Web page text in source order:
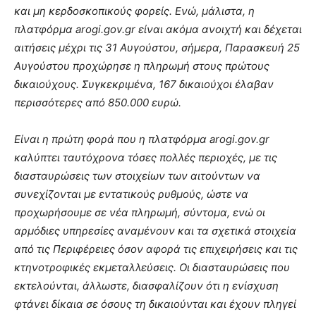
και μη κερδοσκοπικούς φορείς. Ενώ, μάλιστα, η
πλατφόρμα arogi.gov.gr είναι ακόμα ανοιχτή και δέχεται
αιτήσεις μέχρι τις 31 Αυγούστου, σήμερα, Παρασκευή 25
Αυγούστου προχώρησε η πληρωμή στους πρώτους
δικαιούχους. Συγκεκριμένα, 167 δικαιούχοι έλαβαν
περισσότερες από 850.000 ευρώ.
Είναι η πρώτη φορά που η πλατφόρμα arogi.gov.gr
καλύπτει ταυτόχρονα τόσες πολλές περιοχές, με τις
διασταυρώσεις των στοιχείων των αιτούντων να
συνεχίζονται με εντατικούς ρυθμούς, ώστε να
προχωρήσουμε σε νέα πληρωμή, σύντομα, ενώ οι
αρμόδιες υπηρεσίες αναμένουν και τα σχετικά στοιχεία
από τις Περιφέρειες όσον αφορά τις επιχειρήσεις και τις
κτηνοτροφικές εκμεταλλεύσεις. Οι διασταυρώσεις που
εκτελούνται, άλλωστε, διασφαλίζουν ότι η ενίσχυση
φτάνει δίκαια σε όσους τη δικαιούνται και έχουν πληγεί